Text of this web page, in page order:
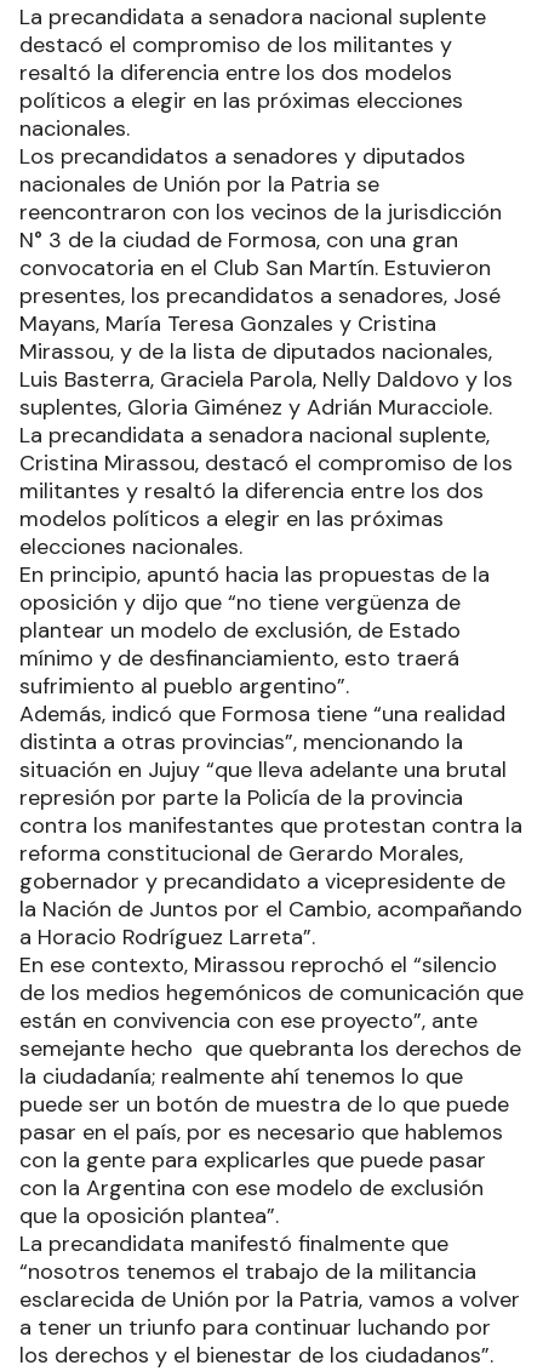
La precandidata a senadora nacional suplente
destacó el compromiso de los militantes y
resaltó la diferencia entre los dos modelos
políticos a elegir en las próximas elecciones
nacionales.
Los precandidatos a senadores y diputados
nacionales de Unión por la Patria se
reencontraron con los vecinos de la jurisdicción
N° 3 de la ciudad de Formosa, con una gran
convocatoria en el Club San Martín. Estuvieron
presentes, los precandidatos a senadores, José
Mayans, María Teresa Gonzales y Cristina
Mirassou, y de la lista de diputados nacionales,
Luis Basterra, Graciela Parola, Nelly Daldovo y los
suplentes, Gloria Giménez y Adrián Muracciole.
La precandidata a senadora nacional suplente,
Cristina Mirassou, destacó el compromiso de los
militantes y resaltó la diferencia entre los dos
modelos políticos a elegir en las próximas
elecciones nacionales.
En principio, apuntó hacia las propuestas de la
oposición y dijo que “no tiene vergüenza de
plantear un modelo de exclusión, de Estado
mínimo y de desfinanciamiento, esto traerá
sufrimiento al pueblo argentino”.
Además, indicó que Formosa tiene “una realidad
distinta a otras provincias”, mencionando la
situación en Jujuy “que lleva adelante una brutal
represión por parte la Policía de la provincia
contra los manifestantes que protestan contra la
reforma constitucional de Gerardo Morales,
gobernador y precandidato a vicepresidente de
la Nación de Juntos por el Cambio, acompañando
a Horacio Rodríguez Larreta”.
En ese contexto, Mirassou reprochó el “silencio
de los medios hegemónicos de comunicación que
están en convivencia con ese proyecto”, ante
semejante hecho que quebranta los derechos de
la ciudadanía; realmente ahí tenemos lo que
puede ser un botón de muestra de lo que puede
pasar en el país, por es necesario que hablemos
con la gente para explicarles que puede pasar
con la Argentina con ese modelo de exclusión
que la oposición plantea”.
La precandidata manifestó finalmente que
“nosotros tenemos el trabajo de la militancia
esclarecida de Unión por la Patria, vamos a volver
a tener un triunfo para continuar luchando por
los derechos y el bienestar de los ciudadanos”.